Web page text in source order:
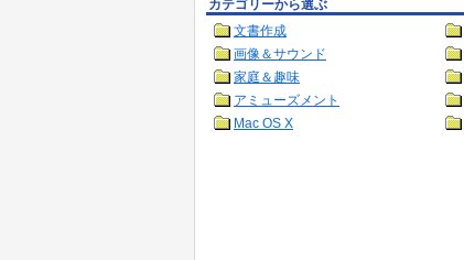
カテゴリーから選ぶ
文書作成
画像＆サウンド
家庭＆趣味
アミューズメント
Mac OS X